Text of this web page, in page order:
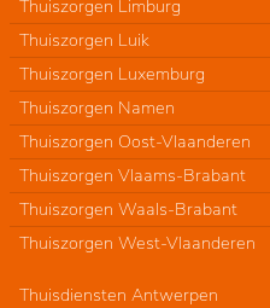
Thuiszorgen Limburg
Thuiszorgen Luik
Thuiszorgen Luxemburg
Thuiszorgen Namen
Thuiszorgen Oost-Vlaanderen
Thuiszorgen Vlaams-Brabant
Thuiszorgen Waals-Brabant
Thuiszorgen West-Vlaanderen
Thuisdiensten Antwerpen